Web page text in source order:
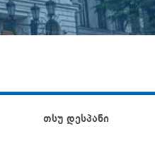
თსუ დესპანი